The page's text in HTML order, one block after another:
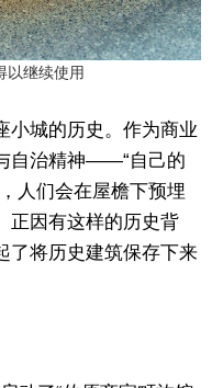
以继续使用
小城的历史。作为商业
自治精神——“自己的
人们会在屋檐下预埋
正因有这样的历史背
了将历史建筑保存下来